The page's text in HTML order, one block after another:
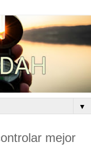
▼
mejor